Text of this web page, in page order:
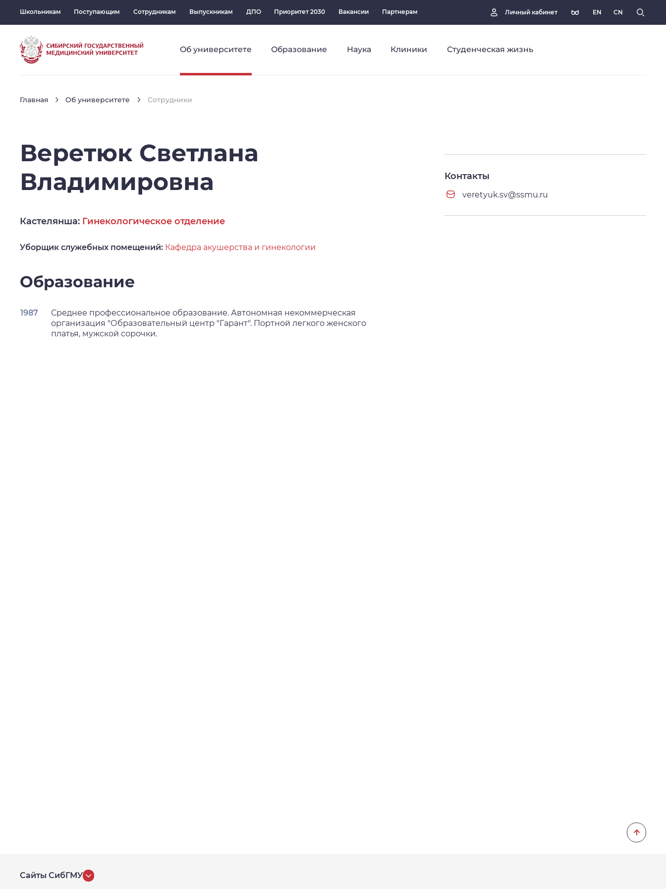
Школьникам Поступающим Сотрудникам Выпускникам ДПО Приоритет 2030 Вакансии Партнерам Личный кабинет EN CN
Об университете Образование Наука Клиники Студенческая жизнь
Главная Об университете Сотрудники
Веретюк Светлана
Владимировна
Кастелянша: Гинекологическое отделение
Уборщик служебных помещений: Кафедра акушерства и гинекологии
Образование
1987
Среднее профессиональное образование. Автономная некоммерческая
организация "Образовательный центр "Гарант". Портной легкого женского
платья, мужской сорочки.
Контакты
veretyuk.sv@ssmu.ru
Сайты СибГМУ